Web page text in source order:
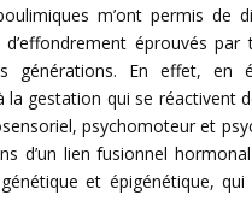
m’ont permis de
éprouvés
En effet, en
la gestation qui se réactivent
psychomoteur et
d’un lien fusionnel
et épigénétique,